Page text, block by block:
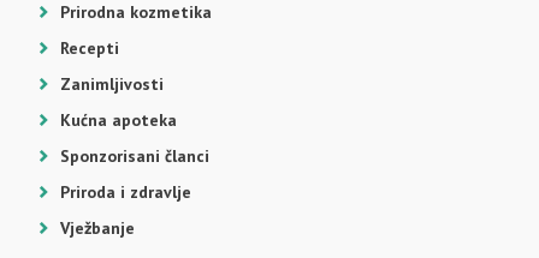
Prirodna kozmetika
Recepti
Zanimljivosti
Kućna apoteka
Sponzorisani članci
Priroda i zdravlje
Vježbanje